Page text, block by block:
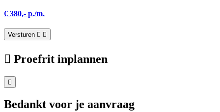
€ 380,- p./m.
Versturen
Proefrit inplannen
Bedankt voor je aanvraag